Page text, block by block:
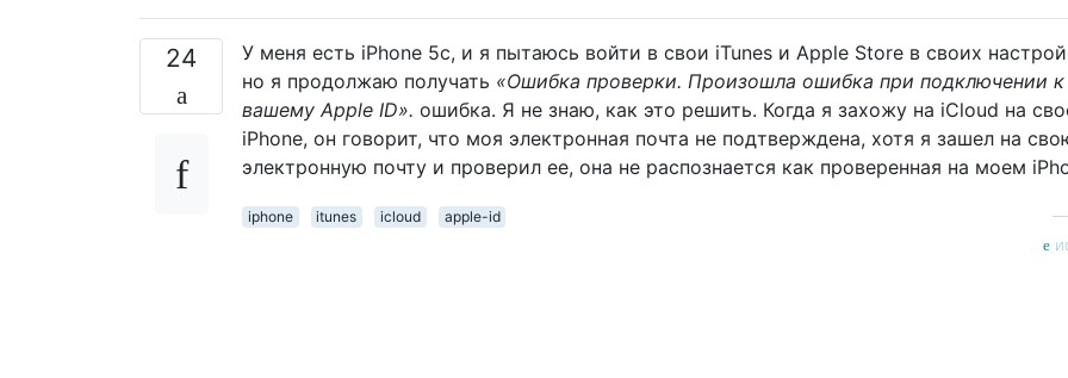
24
У меня есть iPhone 5c, и я пытаюсь войти в свои iTunes и Apple Store в своих
но я продолжаю получать «Ошибка проверки. Произошла ошибка при подключении к
вашему Apple ID». ошибка. Я не знаю, как это решить. Когда я захожу на iCloud на
iPhone, он говорит, что моя электронная почта не подтверждена, хотя я зашел на
электронную почту и проверил ее, она не распознается как проверенная на моем
iphone itunes icloud apple-id —